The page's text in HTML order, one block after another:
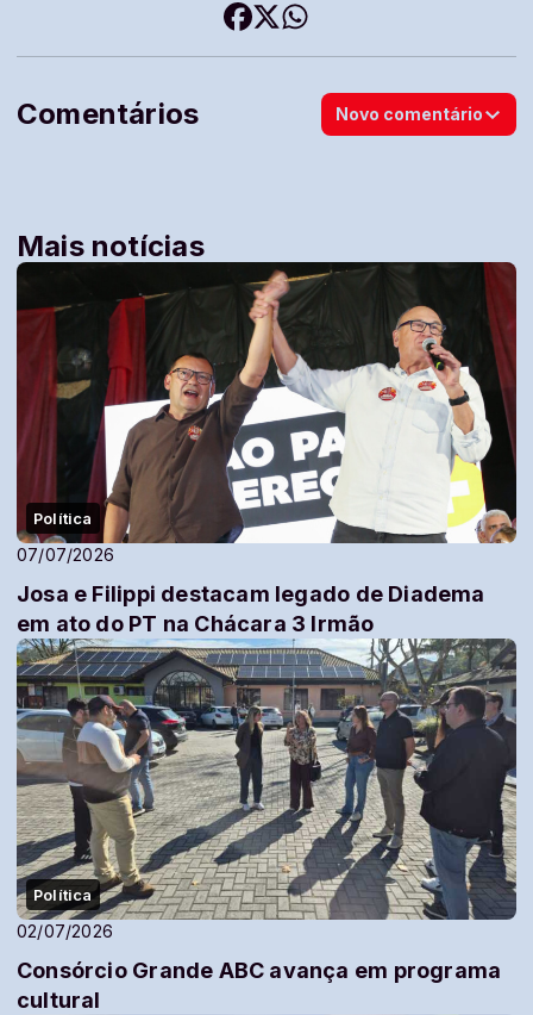
Comentários Novo comentário
Mais notícias
Política
07/07/2026
Josa e Filippi destacam legado de Diadema
em ato do PT na Chácara 3 Irmão
Política
02/07/2026
Consórcio Grande ABC avança em programa
cultural